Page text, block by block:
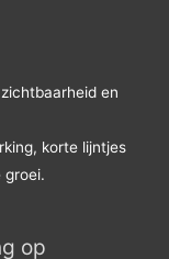
en
korte lijntjes
groei.
op